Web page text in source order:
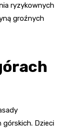
ryzykownych
groźnych
Dzieci